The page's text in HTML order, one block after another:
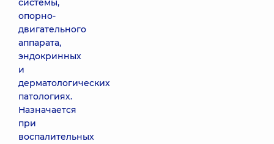
системы,
опорно-
двигательного
аппарата,
эндокринных
и
дерматологических
патологиях.
Назначается
при
воспалительных